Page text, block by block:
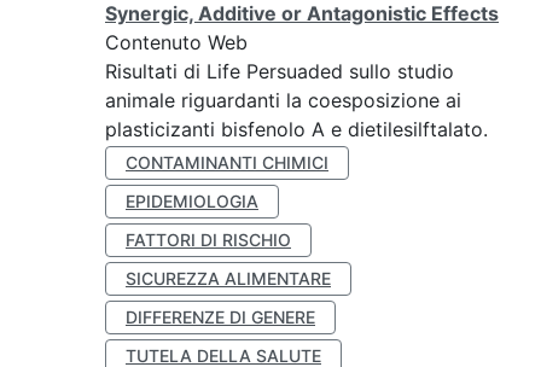
Synergic, Additive or Antagonistic Effects
Contenuto Web
Risultati di Life Persuaded sullo studio
animale riguardanti la coesposizione ai
plasticizanti bisfenolo A e dietilesilftalato.
CONTAMINANTI CHIMICI
EPIDEMIOLOGIA
FATTORI DI RISCHIO
SICUREZZA ALIMENTARE
DIFFERENZE DI GENERE
TUTELA DELLA SALUTE